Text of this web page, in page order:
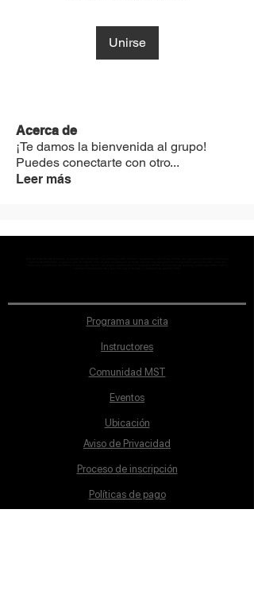
Unirse
Acerca de
¡Te damos la bienvenida al grupo!
Puedes conectarte con otro...
Leer más
Programa una cita
Instructores
Comunidad MST
Eventos
Ubicación
Aviso de Privacidad
Proceso de inscripción
Políticas de pago